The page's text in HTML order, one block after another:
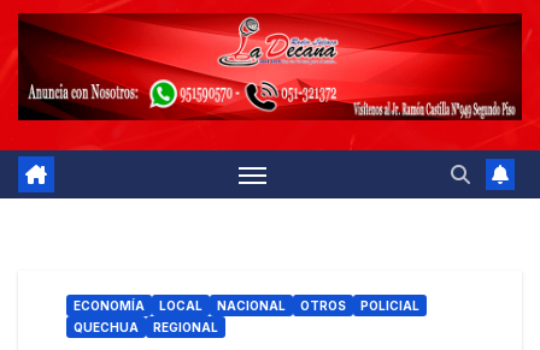
ECONOMÍA LOCAL NACIONAL OTROS
POLICIAL
QUECHUA
REGIONAL